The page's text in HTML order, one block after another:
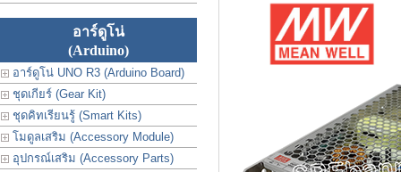
อาร์ดูโน่
(Arduino)
อาร์ดูโน่ UNO R3 (Arduino Board)
ชุดเกียร์ (Gear Kit)
ชุดคิทเรียนรู้ (Smart Kits)
โมดูลเสริม (Accessory Module)
อุปกรณ์เสริม (Accessory Parts)